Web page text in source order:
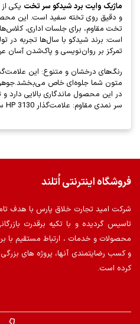
ماژیک وایت برد شیدکو سر تخت یکی
و دقیق روی تخته سفید است. این
تخت مقاوم، برای جلسات اداری،
است: برند شیدکو با سال‌ها تجربه در
تمرکز بر روان‌نویسی و پاک‌شدن آسان
رنگ‌های درخشان و متنوع: این
متون شما جلوه‌ای خاص می‌بخشد.جوهر
در این محصول ماندگاری بالایی دارد
سر نمدی مقاوم: علامت‌گذار HP 3130 سی کلاس دارای سر نمدی
فروشگاه اینترنتی اُتلند
شرکت امید تجارت خلاق پارس با هدف
تاسیس گردیده و با تکیه برقدرت
محصولات و خدمات ، ارتباط مستقیم با
و کسب رضایتمندی آنها، پروژه های
کرده است.